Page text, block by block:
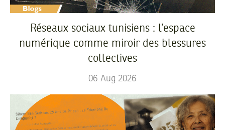
Réseaux sociaux tunisiens : l’espace
numérique comme miroir des blessures
collectives
06 Aug 2026